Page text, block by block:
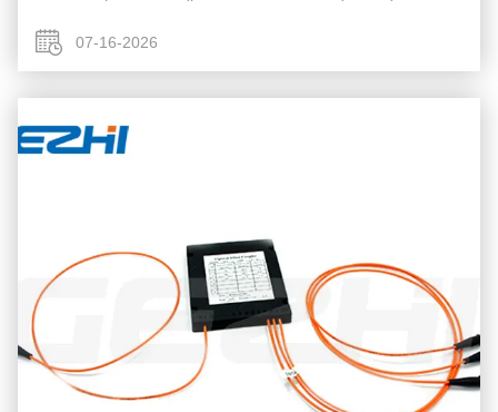
συνδυασμό μήκους κύματος, επιτρέποντας τη μ...
07-16-2026